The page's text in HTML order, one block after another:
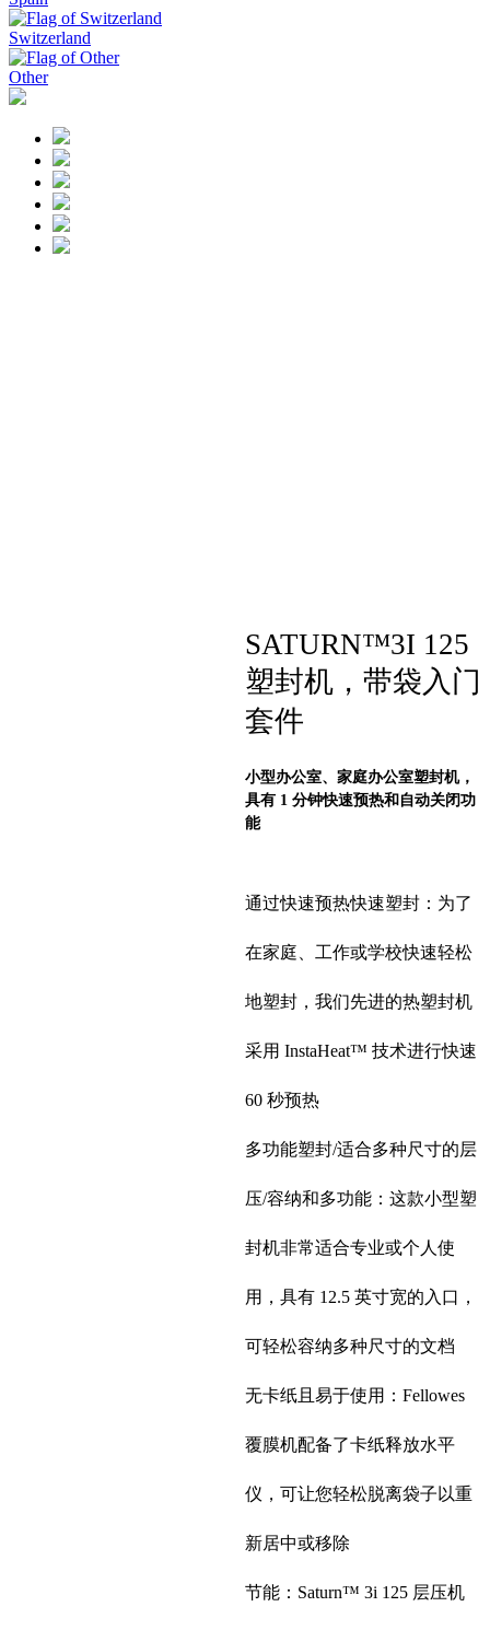
Switzerland
Other
SATURN™3I 125
塑封机，带袋入门
套件
小型办公室、家庭办公室塑封机，
具有 1 分钟快速预热和自动关闭功
能
通过快速预热快速塑封：为了
在家庭、工作或学校快速轻松
地塑封，我们先进的热塑封机
采用 InstaHeat™ 技术进行快速
60 秒预热
多功能塑封/适合多种尺寸的层
压/容纳和多功能：这款小型塑
封机非常适合专业或个人使
用，具有 12.5 英寸宽的入口，
可轻松容纳多种尺寸的文档
无卡纸且易于使用：Fellowes
覆膜机配备了卡纸释放水平
仪，可让您轻松脱离袋子以重
新居中或移除
节能：Saturn™ 3i 125 层压机